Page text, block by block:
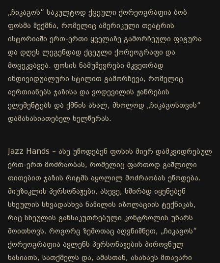
„ჩიკაგოს“ საკულტოდ ქცეული ქორეოგრაფია ბობ
ფოსმა შექმნა, რომელიც ამერიკული თეატრის
ისტორიაში ერთ-ერთი ყველაზე გამორჩეული ფიგურა
და დღეს ლეგენდად ქცეული ქორეოგრაფი და
მოცეკვავეა. ფოსის ნამუშევრები მკვეთრად
ინდივიდუალური სტილით გამორჩევა, რომელიც
აერთიანებს ჯაზისა და ვოდევილის ჟანრების
ელემენტებს და ქმნის ახალ, მხოლოდ „ჩიკაგოსთვის“
დამახასიათებელ ხელწერას.
Jazz Hands – ასე უწოდებენ ფოსის მიერ დამკვიდრებულ
ერთ-ერთ მოძრაობას, რომელიც ფართოდ გაშლილი
თითებით ჯაზის რიტმს აყოლილ მოძრაობას ეწოდება.
მიუზიკლის პერსონაჟები, ასევე, ხშირად იყენებენ
სხეულის სხვადასხვა ნაწილის იზოლაციის ტექნიკას,
რაც სხეულის განსაკუთრებული კონტროლის უნარს
მოითხოვს. როგორც ზემოთაც აღვნიშნეთ, „ჩიკაგოს“
ქორეოგრაფია ავლენს პერსონაჟების პიროვნულ
ხასიათს, სათქმელს და, ამასთან, ასახავს მთავარი